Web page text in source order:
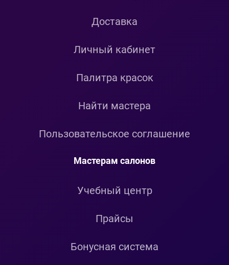
Доставка
Личный кабинет
Палитра красок
Найти мастера
Пользовательское соглашение
Мастерам салонов
Учебный центр
Прайсы
Бонусная система